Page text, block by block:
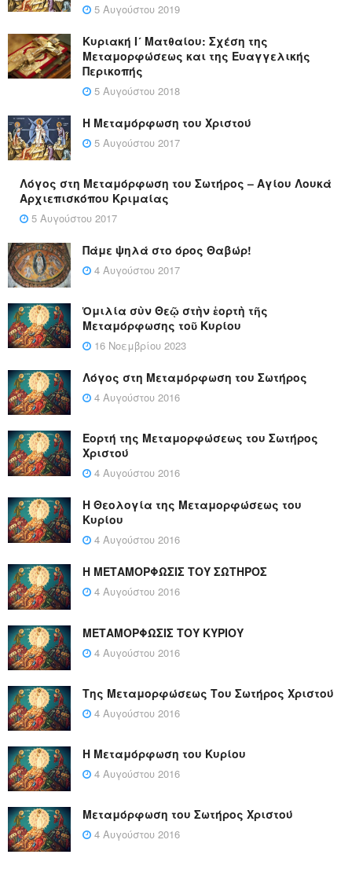
5 Αυγούστου 2019
Κυριακή Ι´ Ματθαίου: Σχέση της
Μεταμορφώσεως και της Ευαγγελικής
Περικοπής
5 Αυγούστου 2018
Η Μεταμόρφωση του Χριστού
5 Αυγούστου 2017
Λόγος στη Μεταμόρφωση του Σωτήρος – Αγίου Λουκά
Αρχιεπισκόπου Κριμαίας
5 Αυγούστου 2017
Πάμε ψηλά στο όρος Θαβώρ!
4 Αυγούστου 2017
Ὁμιλία σὺν Θεῷ στὴν ἑορτὴ τῆς
Μεταμόρφωσης τοῦ Κυρίου
16 Νοεμβρίου 2023
Λόγος στη Μεταμόρφωση του Σωτήρος
4 Αυγούστου 2016
Εορτή της Μεταμορφώσεως του Σωτήρος
Χριστού
4 Αυγούστου 2016
Η Θεολογία της Μεταμορφώσεως του
Κυρίου
4 Αυγούστου 2016
Η ΜΕΤΑΜΟΡΦΩΣΙΣ ΤΟΥ ΣΩΤΗΡΟΣ
4 Αυγούστου 2016
ΜΕΤΑΜΟΡΦΩΣΙΣ ΤΟΥ ΚΥΡΙΟΥ
4 Αυγούστου 2016
Της Μεταμορφώσεως Του Σωτήρος Χριστού
4 Αυγούστου 2016
Η Μεταμόρφωση του Κυρίου
4 Αυγούστου 2016
Μεταμόρφωση του Σωτήρος Χριστού
4 Αυγούστου 2016